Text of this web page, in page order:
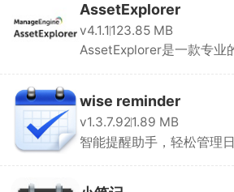
AssetExplorer
v4.1.1 123.85 MB
AssetExplorer是一款专业
wise reminder
v1.3.7.921.89 MB
智能提醒助手，轻松管理